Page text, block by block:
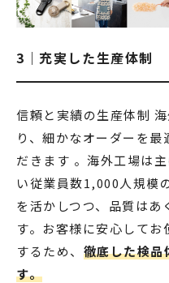
3｜充実した生産体制
信頼と実績の生産体制
り、細かなオーダーを
だきます 。海外工場は
い従業員数1,000人規模
を活かしつつ、品質はあ
す。お客様に安心して
するため、 徹底した検品
す。